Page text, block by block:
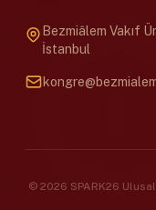
Bezmiâlem Vakıf
İstanbul
© 2026 SPARK26 Ulusal